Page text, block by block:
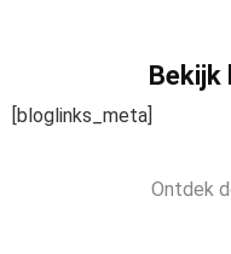
Bekijk
[bloglinks_meta]
Ontdek